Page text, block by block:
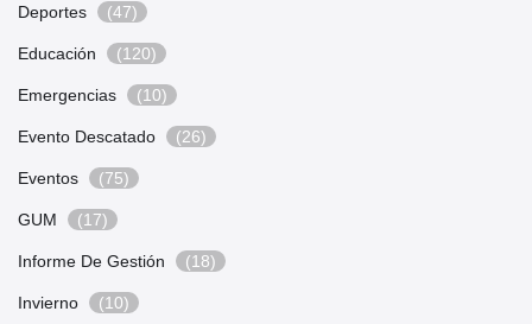
Deportes (47)
Educación (120)
Emergencias (10)
Evento Descatado (26)
Eventos (75)
GUM (17)
Informe De Gestión (18)
Invierno (10)